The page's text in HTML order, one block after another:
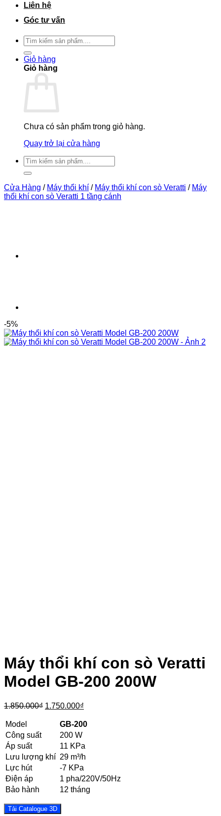
Liên hệ
Góc tư vấn
Tìm
kiếm:
Giỏ hàng
Giỏ hàng
Chưa có sản phẩm trong giỏ hàng.
Quay trở lại cửa hàng
Tìm
kiếm:
Cửa Hàng / Máy thổi khí / Máy thổi khí con sò Veratti / Máy
thổi khí con sò Veratti 1 tầng cánh
-5%
Máy thổi khí con sò Veratti
Model GB-200 200W
1.850.000₫ Giá
1.850.000₫.
1.750.000₫
tại
Model
GB-200
Công suất
200 W
Áp suất
11 KPa
Lưu lượng khí 29 m³/h
Lực hút
-7 KPa
Điện áp
1 pha/220V/50Hz
Bảo hành
12 tháng
Tải Catalogue 3D